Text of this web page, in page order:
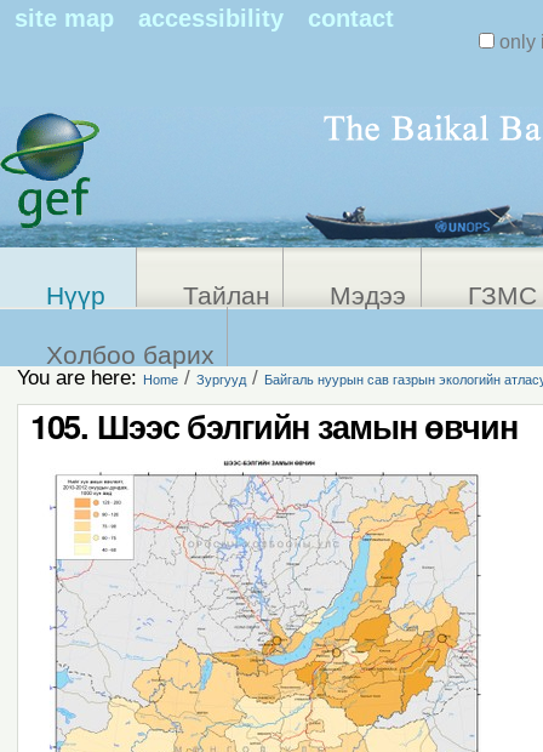
site map accessibility contact
only
Нүүр Тайлан Мэдээ ГЗМС
Холбоо барих
You are here: Home / Зургууд / Байгаль нуурын сав газрын экологийн
105. Шээс бэлгийн замын өвчин